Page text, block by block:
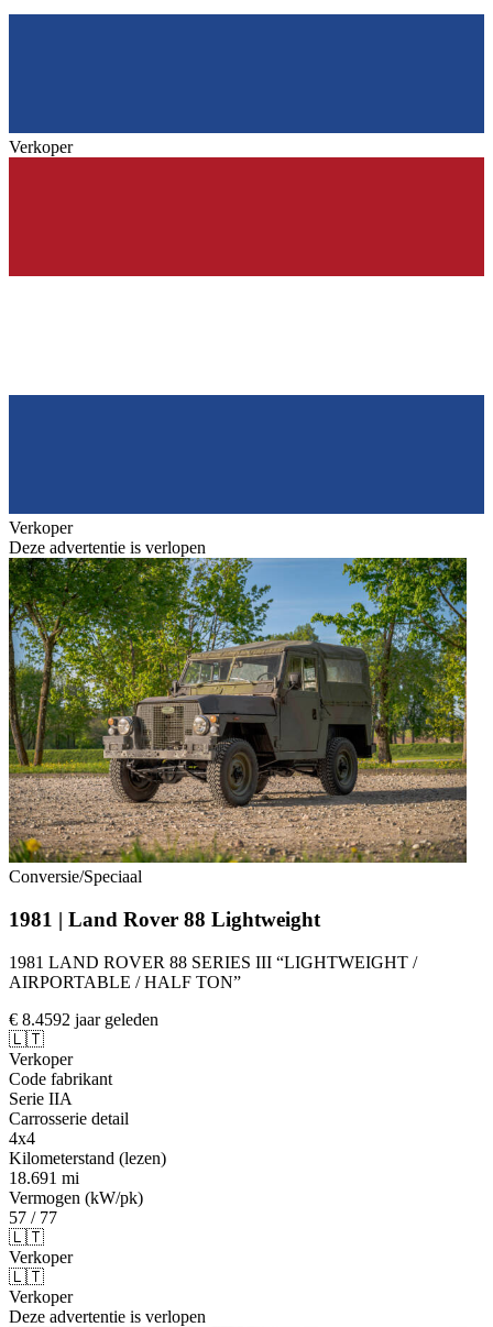
Verkoper
Verkoper
Deze advertentie is verlopen
Conversie/Speciaal
1981 | Land Rover 88 Lightweight
1981 LAND ROVER 88 SERIES III “LIGHTWEIGHT /
AIRPORTABLE / HALF TON”
€ 8.4592 jaar geleden
🇱🇹
Verkoper
Code fabrikant
Serie IIA
Carrosserie detail
4x4
Kilometerstand (lezen)
18.691 mi
Vermogen (kW/pk)
57 / 77
🇱🇹
Verkoper
🇱🇹
Verkoper
Deze advertentie is verlopen